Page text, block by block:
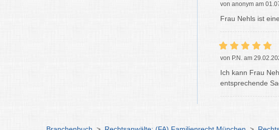
von anonym am
Frau Nehls ist
von P.N. am
Ich kann Frau
entsprechende